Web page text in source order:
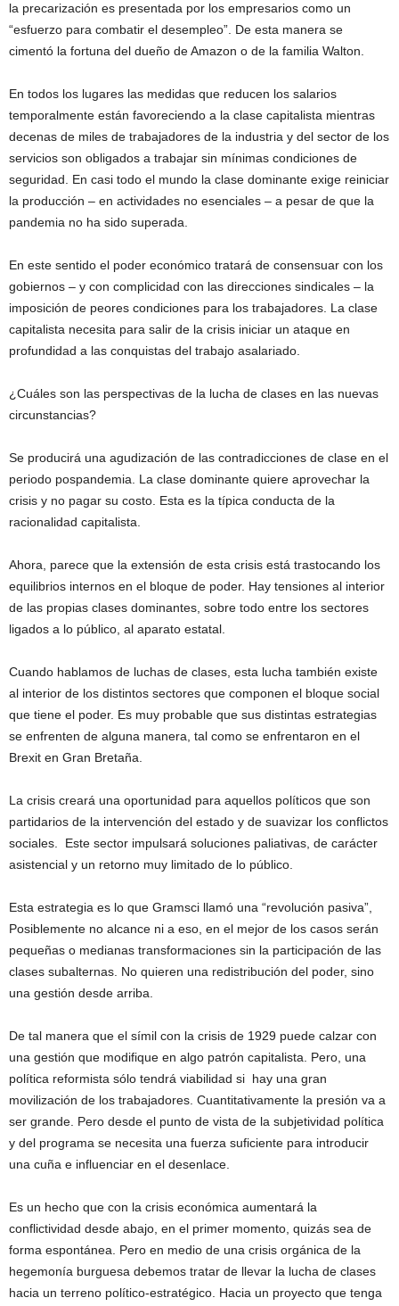
la precarización es presentada por los empresarios como un
“esfuerzo para combatir el desempleo”. De esta manera se
cimentó la fortuna del dueño de Amazon o de la familia Walton.
En todos los lugares las medidas que reducen los salarios
temporalmente están favoreciendo a la clase capitalista mientras
decenas de miles de trabajadores de la industria y del sector de los
servicios son obligados a trabajar sin mínimas condiciones de
seguridad. En casi todo el mundo la clase dominante exige reiniciar
la producción – en actividades no esenciales – a pesar de que la
pandemia no ha sido superada.
En este sentido el poder económico tratará de consensuar con los
gobiernos – y con complicidad con las direcciones sindicales – la
imposición de peores condiciones para los trabajadores. La clase
capitalista necesita para salir de la crisis iniciar un ataque en
profundidad a las conquistas del trabajo asalariado.
¿Cuáles son las perspectivas de la lucha de clases en las nuevas
circunstancias?
Se producirá una agudización de las contradicciones de clase en el
periodo pospandemia. La clase dominante quiere aprovechar la
crisis y no pagar su costo. Esta es la típica conducta de la
racionalidad capitalista.
Ahora, parece que la extensión de esta crisis está trastocando los
equilibrios internos en el bloque de poder. Hay tensiones al interior
de las propias clases dominantes, sobre todo entre los sectores
ligados a lo público, al aparato estatal.
Cuando hablamos de luchas de clases, esta lucha también existe
al interior de los distintos sectores que componen el bloque social
que tiene el poder. Es muy probable que sus distintas estrategias
se enfrenten de alguna manera, tal como se enfrentaron en el
Brexit en Gran Bretaña.
La crisis creará una oportunidad para aquellos políticos que son
partidarios de la intervención del estado y de suavizar los conflictos
sociales. Este sector impulsará soluciones paliativas, de carácter
asistencial y un retorno muy limitado de lo público.
Esta estrategia es lo que Gramsci llamó una “revolución pasiva”,
Posiblemente no alcance ni a eso, en el mejor de los casos serán
pequeñas o medianas transformaciones sin la participación de las
clases subalternas. No quieren una redistribución del poder, sino
una gestión desde arriba.
De tal manera que el símil con la crisis de 1929 puede calzar con
una gestión que modifique en algo patrón capitalista. Pero, una
política reformista sólo tendrá viabilidad si hay una gran
movilización de los trabajadores. Cuantitativamente la presión va a
ser grande. Pero desde el punto de vista de la subjetividad política
y del programa se necesita una fuerza suficiente para introducir
una cuña e influenciar en el desenlace.
Es un hecho que con la crisis económica aumentará la
conflictividad desde abajo, en el primer momento, quizás sea de
forma espontánea. Pero en medio de una crisis orgánica de la
hegemonía burguesa debemos tratar de llevar la lucha de clases
hacia un terreno político-estratégico. Hacia un proyecto que tenga